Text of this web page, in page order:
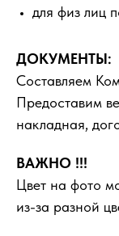
для физ лиц
ДОКУМЕНТЫ:
Составляем
Предоставим
накладная,
ВАЖНО !!!
Цвет на фото
из-за разной